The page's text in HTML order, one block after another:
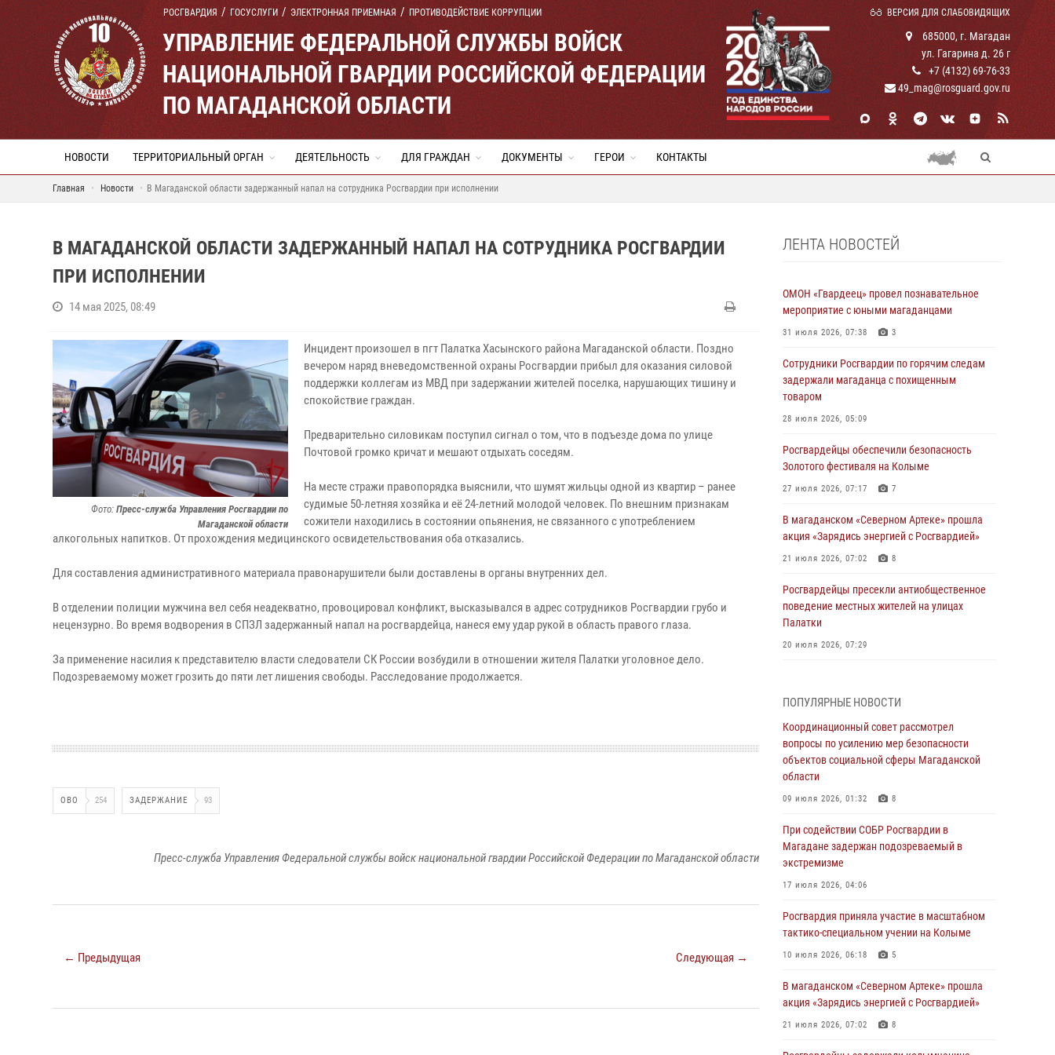
РОСГВАРДИЯ ГОСУСЛУГИ ЭЛЕКТРОННАЯ ПРИЕМНАЯ ПРОТИВОДЕЙСТВИЕ КОРРУПЦИИ ВЕРСИЯ ДЛЯ СЛАБОВИДЯЩИХ
УПРАВЛЕНИЕ ФЕДЕРАЛЬНОЙ СЛУЖБЫ ВОЙСК
НАЦИОНАЛЬНОЙ ГВАРДИИ РОССИЙСКОЙ ФЕДЕРАЦИИ
ПО МАГАДАНСКОЙ ОБЛАСТИ
685000, г. Магадан
ул. Гагарина д. 26 г
+7 (4132) 69-76-33
49_mag@rosguard.gov.ru
НОВОСТИ ТЕРРИТОРИАЛЬНЫЙ ОРГАН ДЕЯТЕЛЬНОСТЬ ДЛЯ ГРАЖДАН ДОКУМЕНТЫ ГЕРОИ КОНТАКТЫ
Главная Новости В Магаданской области задержанный напал на сотрудника Росгвардии при исполнении
В МАГАДАНСКОЙ ОБЛАСТИ ЗАДЕРЖАННЫЙ НАПАЛ НА СОТРУДНИКА РОСГВАРДИИ
ПРИ ИСПОЛНЕНИИ
14 мая 2025, 08:49
Фото: Пресс-служба Управления Росгвардии по
Магаданской области
Инцидент произошел в пгт Палатка Хасынского района Магаданской области. Поздно
вечером наряд вневедомственной охраны Росгвардии прибыл для оказания силовой
поддержки коллегам из МВД при задержании жителей поселка, нарушающих тишину и
спокойствие граждан.
Предварительно силовикам поступил сигнал о том, что в подъезде дома по улице
Почтовой громко кричат и мешают отдыхать соседям.
На месте стражи правопорядка выяснили, что шумят жильцы одной из квартир – ранее
судимые 50-летняя хозяйка и её 24-летний молодой человек. По внешним признакам
сожители находились в состоянии опьянения, не связанного с употреблением
алкогольных напитков. От прохождения медицинского освидетельствования оба отказались.
Для составления административного материала правонарушители были доставлены в органы внутренних дел.
В отделении полиции мужчина вел себя неадекватно, провоцировал конфликт, высказывался в адрес сотрудников Росгвардии грубо и
нецензурно. Во время водворения в СПЗЛ задержанный напал на росгвардейца, нанеся ему удар рукой в область правого глаза.
За применение насилия к представителю власти следователи СК России возбудили в отношении жителя Палатки уголовное дело.
Подозреваемому может грозить до пяти лет лишения свободы. Расследование продолжается.
ОВО 254 ЗАДЕРЖАНИЕ 93
Пресс-служба Управления Федеральной службы войск национальной гвардии Российской Федерации по Магаданской области
← Предыдущая Следующая →
ЛЕНТА НОВОСТЕЙ
ОМОН «Гвардеец» провел познавательное
мероприятие с юными магаданцами
31 июля 2026, 07:38 3
Сотрудники Росгвардии по горячим следам
задержали магаданца с похищенным
товаром
28 июля 2026, 05:09
Росгвардейцы обеспечили безопасность
Золотого фестиваля на Колыме
27 июля 2026, 07:17 7
В магаданском «Северном Артеке» прошла
акция «Зарядись энергией с Росгвардией»
21 июля 2026, 07:02 8
Росгвардейцы пресекли антиобщественное
поведение местных жителей на улицах
Палатки
20 июля 2026, 07:29
подшефных кадет с победой в «Зарнице 2.0»
20 июля 2026, 04:02 8
При содействии СОБР Росгвардии в
Магадане задержан подозреваемый в
экстремизме
«Каникулы с Росгвардией» продолжаются на
Колыме
16 июля 2026, 03:27
Начальник Главного штаба – первый
заместитель директора Росгвардии Герой
России генерал-полковник Сергей Бойко
профессиональным праздником
15 июля 2026, 06:21
ПОПУЛЯРНЫЕ НОВОСТИ
Координационный совет рассмотрел
вопросы по усилению мер безопасности
объектов социальной сферы Магаданской
области
09 июля 2026, 01:32 8
При содействии СОБР Росгвардии в
Магадане задержан подозреваемый в
экстремизме
17 июля 2026, 04:06
Росгвардия приняла участие в масштабном
тактико-специальном учении на Колыме
10 июля 2026, 06:18 5
В магаданском «Северном Артеке» прошла
акция «Зарядись энергией с Росгвардией»
21 июля 2026, 07:02 8